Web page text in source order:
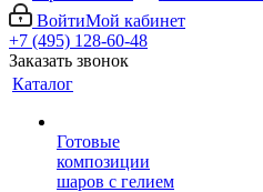
ВойтиМой кабинет
+7 (495) 128-60-48
Заказать звонок
Каталог
Готовые
композиции
шаров с гелием